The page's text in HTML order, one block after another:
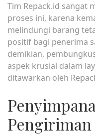
Tim Repack.id sangat
proses ini, karena
melindungi barang
positif bagi penerima
demikian,
aspek krusial dalam
ditawarkan oleh
Pengiriman